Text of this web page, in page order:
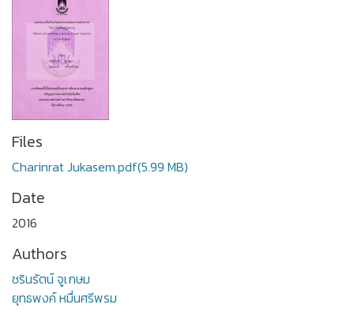
Files
Charinrat Jukasem.pdf(5.99 MB)
Date
2016
Authors
ชรินรัตน์ จูเกษม
ยุทธพงค์ หมื่นศรีพรม